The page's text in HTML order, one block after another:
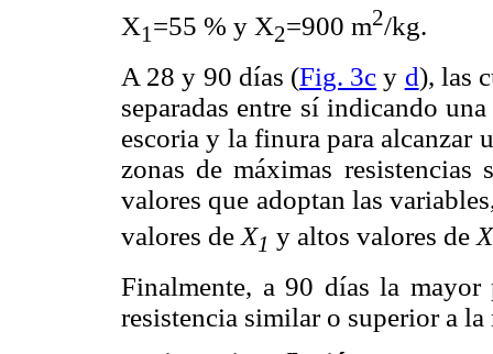
X1 =55 % y X2=900 m2/kg.
A 28 y 90 días (Fig. 3c y d), las
separadas entre sí indicando
escoria y la finura para alcanzar
zonas de máximas
valores que adoptan las
valores de X1 y altos valores de X
Finalmente, a 90 días la
resistencia similar o superior a